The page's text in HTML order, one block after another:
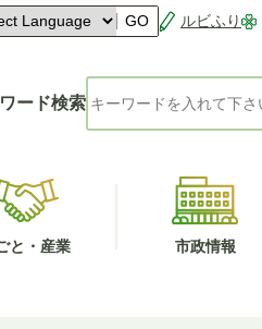
GO ルビふり
ード検索
と・産業 市政情報